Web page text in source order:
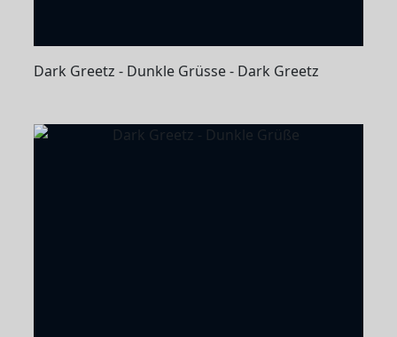
Dark Greetz - Dunkle Grüsse - Dark Greetz